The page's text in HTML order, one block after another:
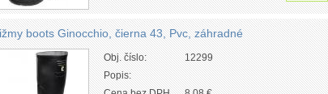
boots Ginocchio, čierna 43, Pvc, záhradné
Obj. číslo:
12299
Popis: